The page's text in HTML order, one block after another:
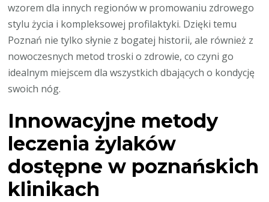
wzorem dla innych regionów w promowaniu zdrowego
stylu życia i kompleksowej profilaktyki. Dzięki temu
Poznań nie tylko słynie z bogatej historii, ale również z
nowoczesnych metod troski o zdrowie, co czyni go
idealnym miejscem dla wszystkich dbających o kondycję
swoich nóg.
Innowacyjne metody
leczenia żylaków
dostępne w poznańskich
klinikach